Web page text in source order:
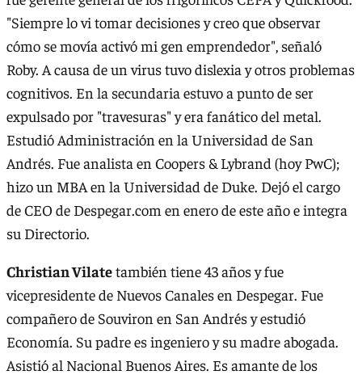
"Siempre lo vi tomar decisiones y creo que observar
cómo se movía activó mi gen emprendedor", señaló
Roby. A causa de un virus tuvo dislexia y otros problemas
cognitivos. En la secundaria estuvo a punto de ser
expulsado por "travesuras" y era fanático del metal.
Estudió Administración en la Universidad de San
Andrés. Fue analista en Coopers & Lybrand (hoy PwC);
hizo un MBA en la Universidad de Duke. Dejó el cargo
de CEO de Despegar.com en enero de este año e integra
su Directorio.
Christian Vilatetambién tiene 43 años y fue
vicepresidente de Nuevos Canales en Despegar. Fue
compañero de Souviron en San Andrés y estudió
Economía. Su padre es ingeniero y su madre abogada.
Asistió al Nacional Buenos Aires. Es amante de los